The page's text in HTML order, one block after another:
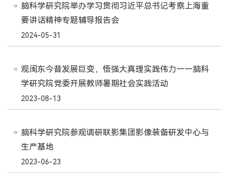
脑科学研究院举办学习贯彻习近平总书记考察上海重
要讲话精神专题辅导报告会
2024-05-31
观闽东今昔发展巨变，悟强大真理实践伟力——脑科
学研究院党委开展教师暑期社会实践活动
2023-08-13
脑科学研究院参观调研联影集团影像装备研发中心与
生产基地
2023-06-23